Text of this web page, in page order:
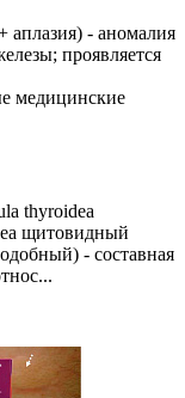
аплазия) - аномалия
проявляется
медицинские
thyroidea
щитовидный
- составная